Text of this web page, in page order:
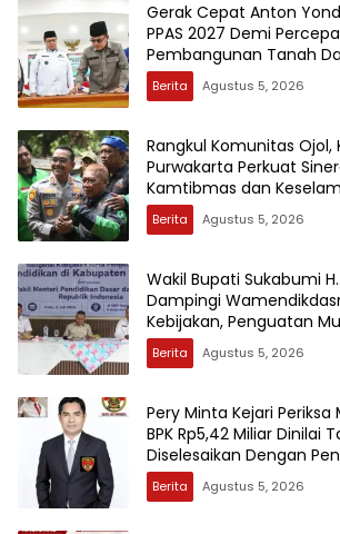
Gerak Cepat Anton
PPAS 2027 Demi
Pembangunan Tanah
Berita Agustus 5, 2026
Rangkul Komunitas Ojol,
Purwakarta Perkuat
Kamtibmas dan
Lintas
Berita Agustus 5, 2026
Wakil Bupati Sukabumi H.
Dampingi
Kebijakan, Penguatan
Sukabumi
Berita Agustus 5, 2026
Pery Minta Kejari
BPK Rp5,42 Miliar Dinilai
Diselesaikan Dengan
Berita Agustus 5, 2026